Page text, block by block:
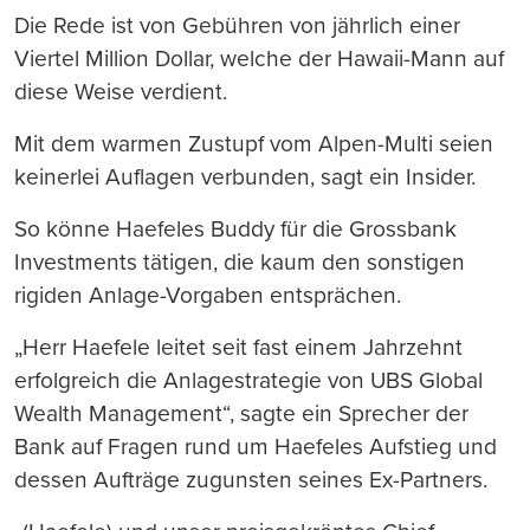
Die Rede ist von Gebühren von jährlich einer
Viertel Million Dollar, welche der Hawaii-Mann auf
diese Weise verdient.
Mit dem warmen Zustupf vom Alpen-Multi seien
keinerlei Auflagen verbunden, sagt ein Insider.
So könne Haefeles Buddy für die Grossbank
Investments tätigen, die kaum den sonstigen
rigiden Anlage-Vorgaben entsprächen.
„Herr Haefele leitet seit fast einem Jahrzehnt
erfolgreich die Anlagestrategie von UBS Global
Wealth Management“, sagte ein Sprecher der
Bank auf Fragen rund um Haefeles Aufstieg und
dessen Aufträge zugunsten seines Ex-Partners.